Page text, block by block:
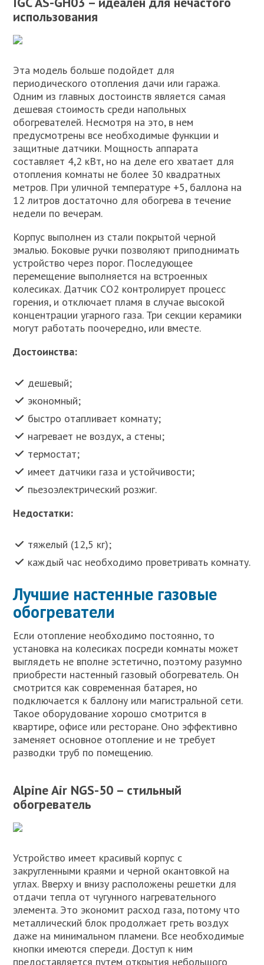
использования
Эта модель больше подойдет для
периодического отопления дачи или гаража.
Одним из главных достоинств является самая
дешевая стоимость среди напольных
обогревателей. Несмотря на это, в нем
предусмотрены все необходимые функции и
защитные датчики. Мощность аппарата
составляет 4,2 кВт, но на деле его хватает для
отопления комнаты не более 30 квадратных
метров. При уличной температуре +5, баллона на
12 литров достаточно для обогрева в течение
недели по вечерам.
Корпус выполнен из стали покрытой черной
эмалью. Боковые ручки позволяют приподнимать
устройство через порог. Последующее
перемещение выполняется на встроенных
колесиках. Датчик СО2 контролирует процесс
горения, и отключает пламя в случае высокой
концентрации угарного газа. Три секции керамики
могут работать поочередно, или вместе.
Достоинства:
дешевый;
экономный;
быстро отапливает комнату;
нагревает не воздух, а стены;
термостат;
имеет датчики газа и устойчивости;
пьезоэлектрический розжиг.
Недостатки:
тяжелый (12,5 кг);
каждый час необходимо проветривать комнату.
Лучшие настенные газовые
обогреватели
Если отопление необходимо постоянно, то
установка на колесиках посреди комнаты может
выглядеть не вполне эстетично, поэтому разумно
приобрести настенный газовый обогреватель. Он
смотрится как современная батарея, но
подключается к баллону или магистральной сети.
Такое оборудование хорошо смотрится в
квартире, офисе или ресторане. Оно эффективно
заменяет основное отопление и не требует
разводки труб по помещению.
Alpine Air NGS-50 – стильный
обогреватель
Устройство имеет красивый корпус с
закругленными краями и черной окантовкой на
углах. Вверху и внизу расположены решетки для
отдачи тепла от чугунного нагревательного
элемента. Это экономит расход газа, потому что
металлический блок продолжает греть воздух
даже на минимальном пламени. Все необходимые
кнопки имеются спереди. Доступ к ним
предоставляется путем открытия небольшого